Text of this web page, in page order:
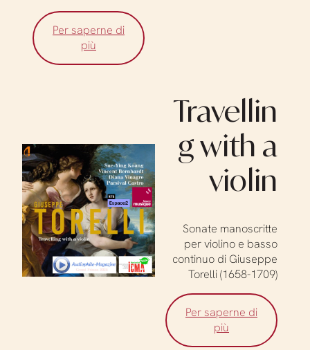
Per saperne di
più
Travellin
g with a
violin
Sonate manoscritte
per violino e basso
continuo di Giuseppe
Torelli (1658-1709)
Per saperne di
più